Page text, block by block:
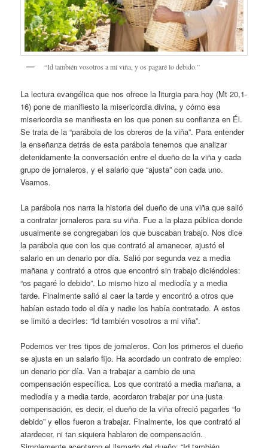
“Id también vosotros a mi viña, y os pagaré lo debido.”
La lectura evangélica que nos ofrece la liturgia para hoy (Mt 20,1-
16) pone de manifiesto la misericordia divina, y cómo esa
misericordia se manifiesta en los que ponen su confianza en Él.
Se trata de la “parábola de los obreros de la viña”. Para entender
la enseñanza detrás de esta parábola tenemos que analizar
detenidamente la conversación entre el dueño de la viña y cada
grupo de jornaleros, y el salario que “ajusta” con cada uno.
Veamos.
La parábola nos narra la historia del dueño de una viña que salió
a contratar jornaleros para su viña. Fue a la plaza pública donde
usualmente se congregaban los que buscaban trabajo. Nos dice
la parábola que con los que contrató al amanecer, ajustó el
salario en un denario por día. Salió por segunda vez a media
mañana y contrató a otros que encontró sin trabajo diciéndoles:
“os pagaré lo debido”. Lo mismo hizo al mediodía y a media
tarde. Finalmente salió al caer la tarde y encontró a otros que
habían estado todo el día y nadie los había contratado. A estos
se limitó a decirles: “Id también vosotros a mi viña”.
Podemos ver tres tipos de jornaleros. Con los primeros el dueño
se ajusta en un salario fijo. Ha acordado un contrato de empleo:
un denario por día. Van a trabajar a cambio de una
compensación específica. Los que contrató a media mañana, a
mediodía y a media tarde, acordaron trabajar por una justa
compensación, es decir, el dueño de la viña ofreció pagarles “lo
debido” y ellos fueron a trabajar. Finalmente, los que contrató al
atardecer, ni tan siquiera hablaron de compensación.